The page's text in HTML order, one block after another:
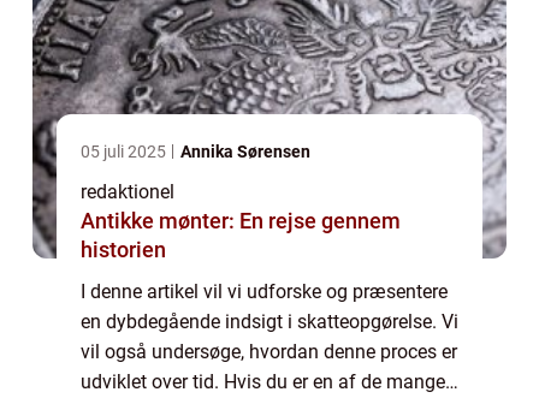
05 juli 2025 Annika Sørensen
redaktionel
Antikke mønter: En rejse gennem
historien
I denne artikel vil vi udforske og præsentere
en dybdegående indsigt i skatteopgørelse. Vi
vil også undersøge, hvordan denne proces er
udviklet over tid. Hvis du er en af de mange,